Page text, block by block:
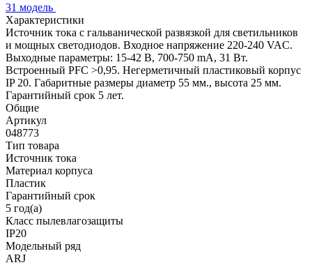
31 модель
Характеристики
Источник тока с гальванической развязкой для светильников
и мощных светодиодов. Входное напряжение 220-240 VAC.
Выходные параметры: 15-42 В, 700-750 mА, 31 Вт.
Встроенный PFC >0,95. Негерметичный пластиковый корпус
IP 20. Габаритные размеры диаметр 55 мм., высота 25 мм.
Гарантийный срок 5 лет.
Общие
Артикул
048773
Тип товара
Источник тока
Материал корпуса
Пластик
Гарантийный срок
5 год(а)
Класс пылевлагозащиты
IP20
Модельный ряд
ARJ